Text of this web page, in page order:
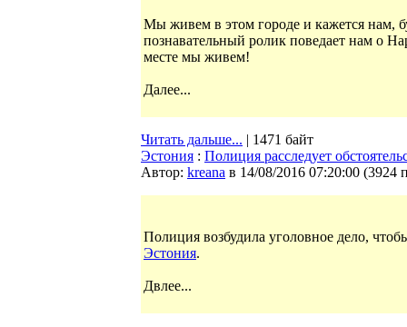
Мы живем в этом городе и кажется нам,
познавательный ролик поведает нам о
месте мы живем!
Далее...
Читать дальше... | 1471 байт
Эстония : Полиция расследует
Автор: kreana в 14/08/2016 07:20:00 (3924
Полиция возбудила уголовное дело,
Эстония.
Двлее...